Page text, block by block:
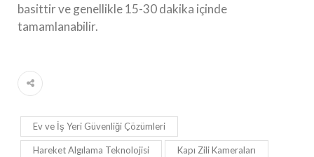
basittir ve genellikle 15-30 dakika içinde
tamamlanabilir.
Ev ve İş Yeri Güvenliği Çözümleri
Hareket Algılama Teknolojisi Kapı Zili Kameraları